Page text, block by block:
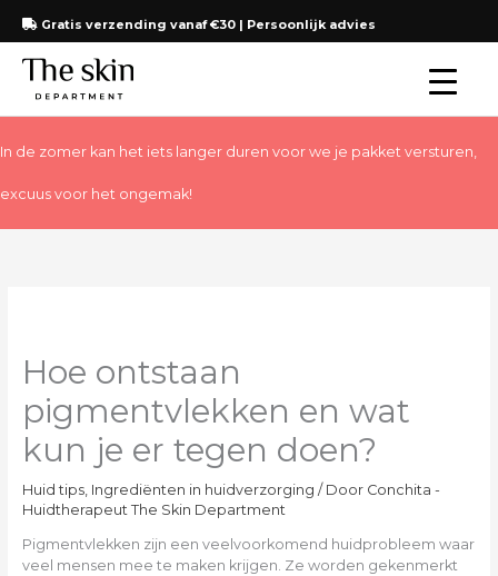
naar
inhoud
Gratis verzending vanaf €30 | Persoonlijk advies
In de zomer kan het iets langer duren voor we je pakket versturen,
excuus voor het ongemak!
Hoe ontstaan
pigmentvlekken en wat
kun je er tegen doen?
Huid tips, Ingrediënten in huidverzorging / Door Conchita -
Huidtherapeut The Skin Department
Pigmentvlekken zijn een veelvoorkomend huidprobleem waar
veel mensen mee te maken krijgen. Ze worden gekenmerkt